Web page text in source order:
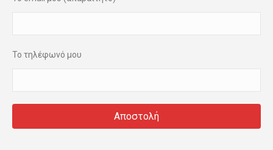
Το τηλέφωνό μου